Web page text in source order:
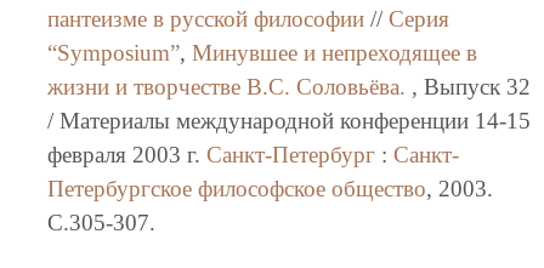
пантеизме в русской философии// Серия
“Symposium”, Минувшее и непреходящее в
жизни и творчестве В.С. Соловьёва. , Выпуск 32
/ Материалы международной конференции 14-15
февраля 2003 г. Санкт-Петербург: Санкт-
Петербургское философское общество, 2003.
C.305-307.